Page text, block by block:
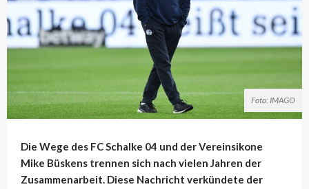
Foto: IMAGO
Die Wege des FC Schalke 04 und der Vereinsikone
Mike Büskens trennen sich nach vielen Jahren der
Zusammenarbeit. Diese Nachricht verkündete der